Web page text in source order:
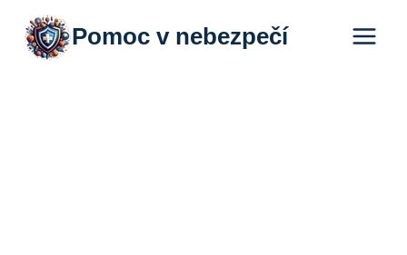
Přeskočit
obsah
Pomoc v nebezpečí